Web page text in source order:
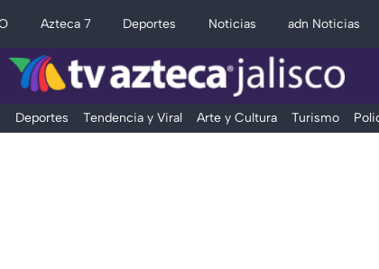
Azteca 7 Deportes Noticias adn Noticias
Deportes Tendencia y Viral Arte y Cultura Turismo